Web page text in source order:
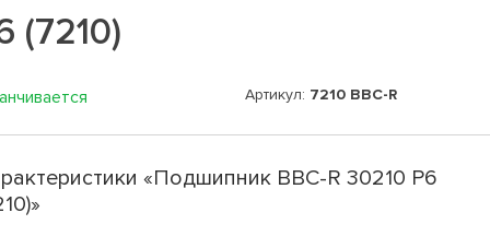
(7210)
Артикул: 7210 BBC-R
«Подшипник BBC-R 30210 P6